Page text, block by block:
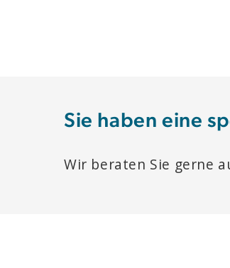
Sie haben eine
Wir beraten Sie gerne